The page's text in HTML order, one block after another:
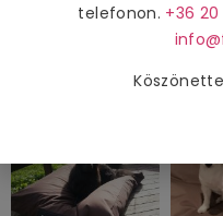
telefonon. +36 20